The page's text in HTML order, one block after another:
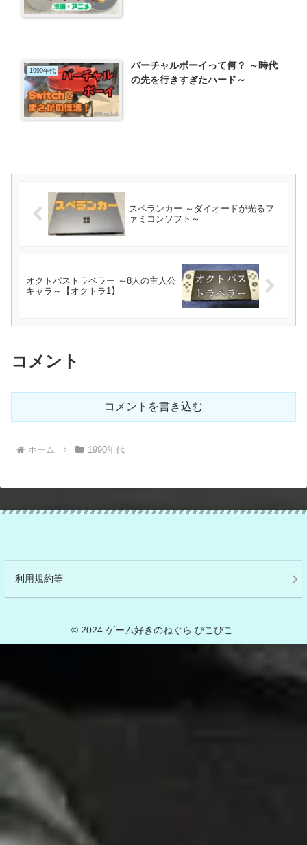
1990年代
バーチャルボーイって何？ ～時代
の先を行きすぎたハード～
スペランカー ～ダイオードが光るフ
ァミコンソフト～
オクトパストラベラー ～8人の主人公
キャラ～【オクトラ1】
コメント
コメントを書き込む
ホーム 1990年代
利用規約等
© 2024 ゲーム好きのねぐら ぴこぴこ.